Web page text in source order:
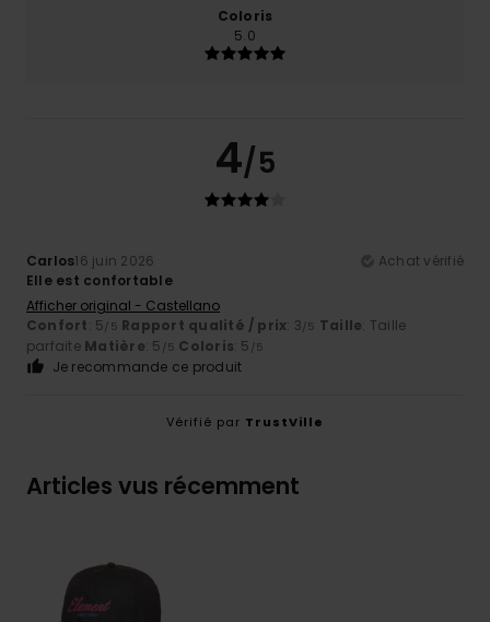
Coloris
5.0
4/5
Carlos16 juin 2026
Achat vérifié
Elle est confortable
Afficher original - Castellano
Confort: 5/5 Rapport qualité / prix: 3/5 Taille: Taille
parfaite Matière: 5 /5 Coloris: 5 /5
Je recommande ce produit
Vérifié par TrustVille
Articles vus récemment